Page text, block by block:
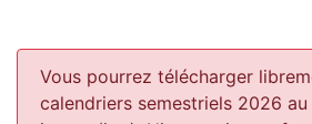
Vous pourrez télécharger
calendriers semestriels 2026